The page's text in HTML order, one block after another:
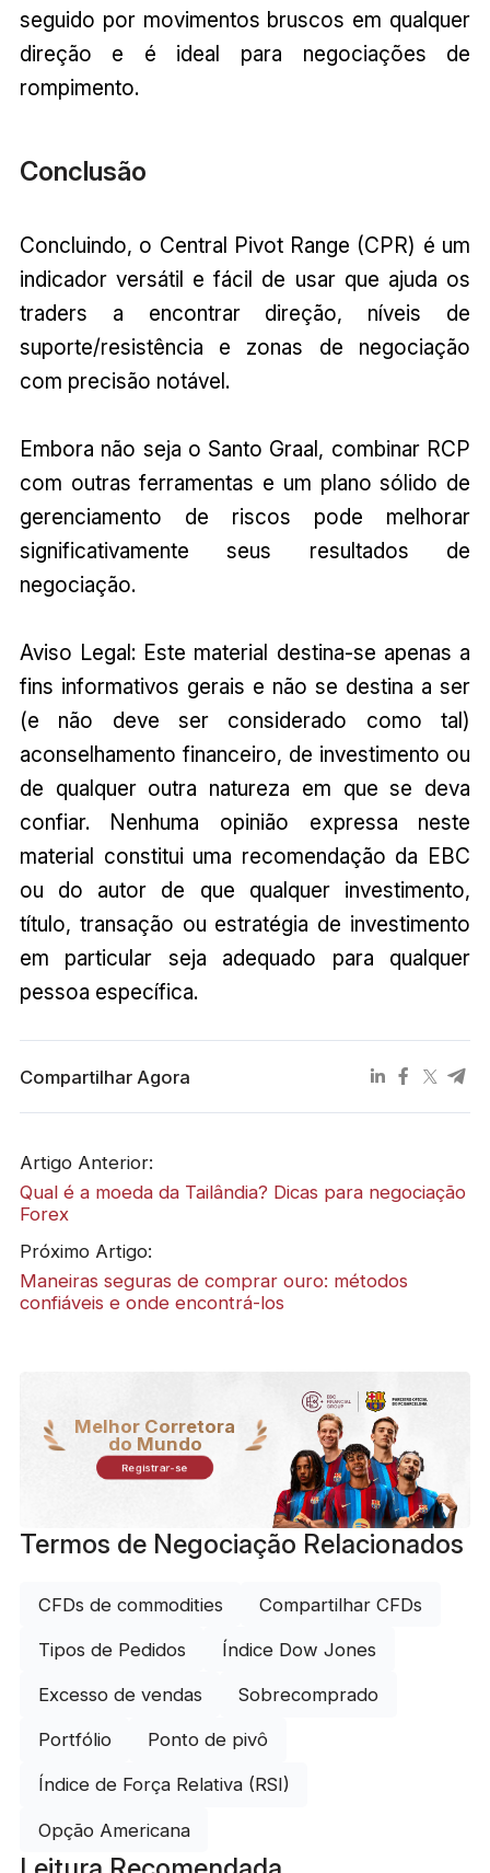
seguido por movimentos bruscos em qualquer
direção e é ideal para negociações de
rompimento.
Conclusão
Concluindo, o Central Pivot Range (CPR) é um
indicador versátil e fácil de usar que ajuda os
traders a encontrar direção, níveis de
suporte/resistência e zonas de negociação
com precisão notável.
Embora não seja o Santo Graal, combinar RCP
com outras ferramentas e um plano sólido de
gerenciamento de riscos pode melhorar
significativamente seus resultados de
negociação.
Aviso Legal: Este material destina-se apenas a
fins informativos gerais e não se destina a ser
(e não deve ser considerado como tal)
aconselhamento financeiro, de investimento ou
de qualquer outra natureza em que se deva
confiar. Nenhuma opinião expressa neste
material constitui uma recomendação da EBC
ou do autor de que qualquer investimento,
título, transação ou estratégia de investimento
em particular seja adequado para qualquer
pessoa específica.
Compartilhar Agora
Artigo Anterior:
Qual é a moeda da Tailândia? Dicas para negociação
Forex
Próximo Artigo:
Maneiras seguras de comprar ouro: métodos
confiáveis e onde encontrá-los
Melhor Corretora
do Mundo
Registrar-se
Termos de Negociação Relacionados
CFDs de commodities Compartilhar CFDs
Tipos de Pedidos Índice Dow Jones
Excesso de vendas Sobrecomprado
Portfólio Ponto de pivô
Índice de Força Relativa (RSI)
Opção Americana